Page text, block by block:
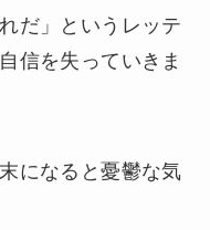
だ」というレッテ
信を失っていきま
になると憂鬱な気